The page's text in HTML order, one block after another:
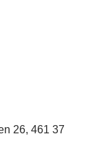
26, 461 37